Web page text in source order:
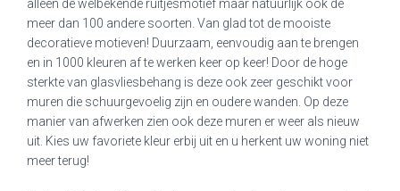
alleen de welbekende ruitjesmotief maar natuurlijk ook de
meer dan 100 andere soorten. Van glad tot de mooiste
decoratieve motieven! Duurzaam, eenvoudig aan te brengen
en in 1000 kleuren af te werken keer op keer! Door de hoge
sterkte van glasvliesbehang is deze ook zeer geschikt voor
muren die schuurgevoelig zijn en oudere wanden. Op deze
manier van afwerken zien ook deze muren er weer als nieuw
uit. Kies uw favoriete kleur erbij uit en u herkent uw woning niet
meer terug!